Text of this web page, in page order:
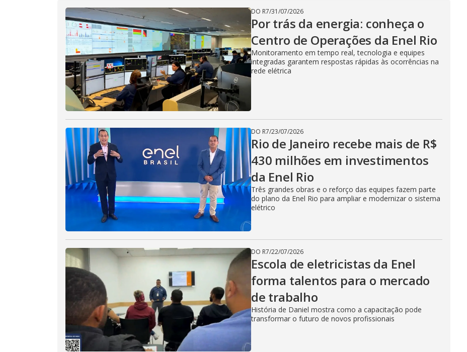
i
d
e
o
DO R7/31/07/2026
Por trás da energia: conheça o
Centro de Operações da Enel Rio
Monitoramento em tempo real, tecnologia e equipes
integradas garantem respostas rápidas às ocorrências na
rede elétrica
DO R7/23/07/2026
Rio de Janeiro recebe mais de R$
430 milhões em investimentos
da Enel Rio
Três grandes obras e o reforço das equipes fazem parte
do plano da Enel Rio para ampliar e modernizar o sistema
elétrico
DO R7/22/07/2026
Escola de eletricistas da Enel
forma talentos para o mercado
de trabalho
História de Daniel mostra como a capacitação pode
transformar o futuro de novos profissionais